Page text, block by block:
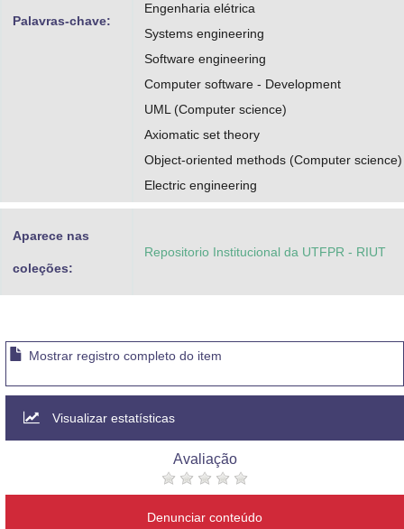
Palavras-chave:
Engenharia elétrica
Systems engineering
Software engineering
Computer software - Development
UML (Computer science)
Axiomatic set theory
Object-oriented methods (Computer science)
Electric engineering
Aparece nas
coleções:
Repositorio Institucional da UTFPR - RIUT
Mostrar registro completo do item
Visualizar estatísticas
Avaliação
Denunciar conteúdo